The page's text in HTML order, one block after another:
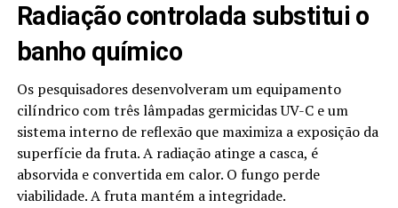
Radiação controlada substitui o
banho químico
Os pesquisadores desenvolveram um equipamento
cilíndrico com três lâmpadas germicidas UV-C e um
sistema interno de reflexão que maximiza a exposição da
superfície da fruta. A radiação atinge a casca, é
absorvida e convertida em calor. O fungo perde
viabilidade. A fruta mantém a integridade.